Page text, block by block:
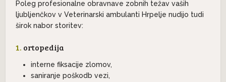
Poleg profesionalne obravnave zobnih težav vaših
ljubljenčkov v Veterinarski ambulanti Hrpelje nudijo tudi
širok nabor storitev:
1. ortopedija
interne fiksacije zlomov,
saniranje poškodb vezi,